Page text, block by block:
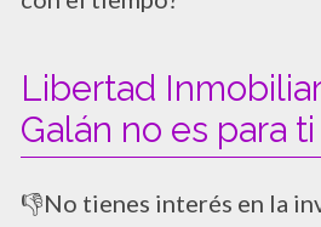
Libertad
Galán no es para ti
👎No tienes interés en la